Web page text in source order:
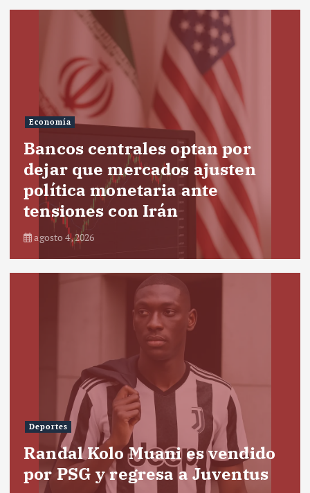
Economía
Bancos centrales optan por
dejar que mercados ajusten
política monetaria ante
tensiones con Irán
agosto 4, 2026
Deportes
Randal Kolo Muani es vendido
por PSG y regresa a Juventus